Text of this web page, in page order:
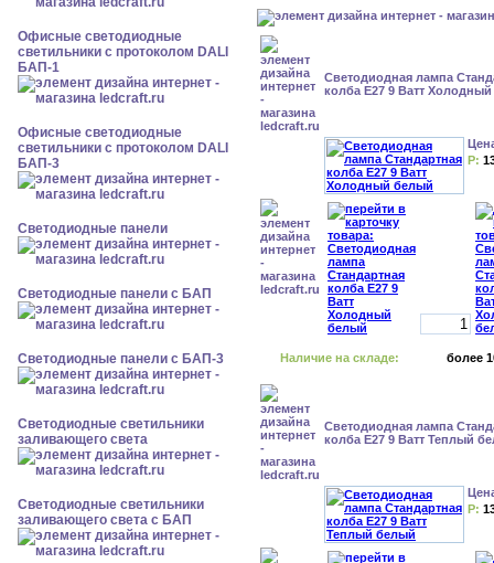
Офисные светодиодные
светильники с протоколом DALI
БАП-1
Офисные светодиодные
светильники с протоколом DALI
БАП-3
Cветодиодные панели
Cветодиодные панели с БАП
Cветодиодные панели с БАП-3
Светодиодные светильники
заливающего света
Светодиодные светильники
заливающего света с БАП
Светодиодная лампа
колба Е27 9 Ватт
Р:
Наличие на складе: более
Светодиодная лампа
колба Е27 9 Ватт Теплый
Р: